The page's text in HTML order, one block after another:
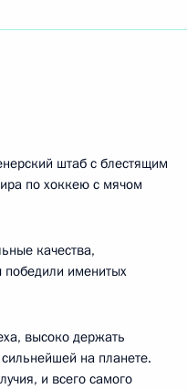
штаб с блестящим
по хоккею с мячом
качества,
именитых
высоко держать
на планете.
и всего самого